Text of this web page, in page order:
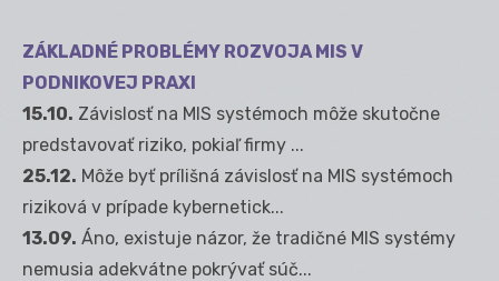
ZÁKLADNÉ PROBLÉMY ROZVOJA MIS V
PODNIKOVEJ PRAXI
15.10. Závislosť na MIS systémoch môže skutočne
predstavovať riziko, pokiaľ firmy ...
25.12. Môže byť prílišná závislosť na MIS systémoch
riziková v prípade kybernetick...
13.09. Áno, existuje názor, že tradičné MIS systémy
nemusia adekvátne pokrývať súč...